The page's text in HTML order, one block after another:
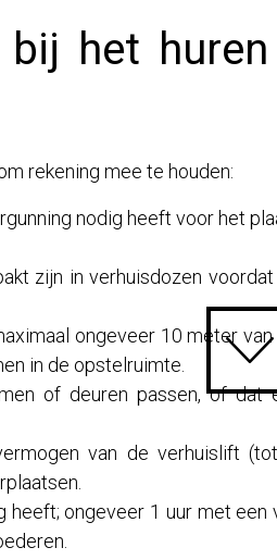
het huren
rekening mee te houden:
nodig heeft voor het
zijn in verhuisdozen
ongeveer 10 meter van
in de opstelruimte.
of deuren passen, of dat
van de verhuislift
heeft; ongeveer 1 uur met een